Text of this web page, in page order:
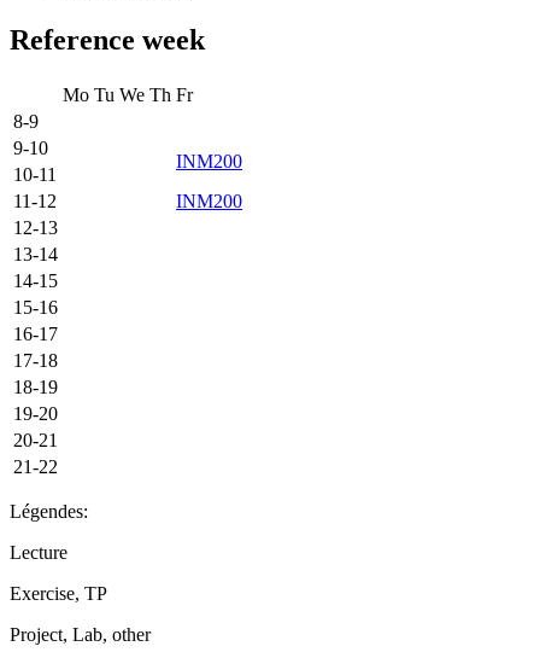
Reference week
Mo Tu We Th Fr
8-9
9-10
INM200
10-11
11-12
INM200
12-13
13-14
14-15
15-16
16-17
17-18
18-19
19-20
20-21
21-22
Légendes:
Lecture
Exercise, TP
Project, Lab, other